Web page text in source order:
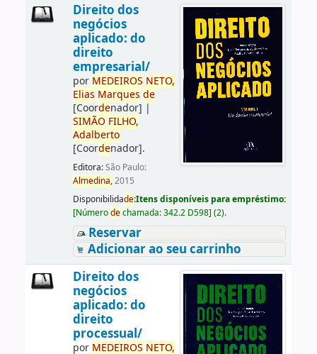
Direito dos
negócios
aplicado: do
direito
empresarial/
por MEDEIROS NETO,
Elias Marques de
[Coordenador] |
SIMÃO FILHO,
Adalberto
[Coordenador].
Editora:São Paulo:
Almedina,2015
Disponibilidade:Itens disponíveis para empréstimo:
[Númerodechamada:342.2 D598] (2).
Reservar
Adicionar ao seu carrinho
Direito dos
negócios
aplicado: do
direito
processual/
por MEDEIROS NETO,